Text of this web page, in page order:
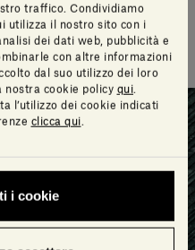
traffico. Condividiamo
utilizza il nostro sito con i
dei dati web, pubblicità e
con altre informazioni
dal suo utilizzo dei loro
nostra cookie policy qui
l’utilizzo dei cookie indicati
clicca qui
i cookie
per te dal nostro